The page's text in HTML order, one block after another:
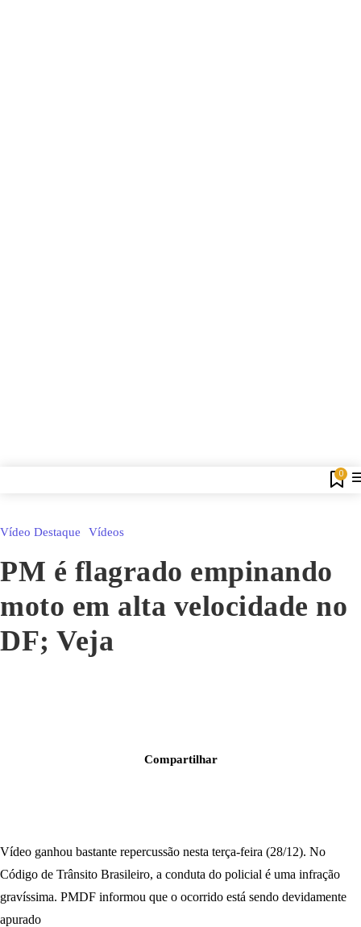
0
Vídeo Destaque Vídeos
PM é flagrado empinando
moto em alta velocidade no
DF; Veja
Compartilhar
Vídeo ganhou bastante repercussão nesta terça-feira (28/12). No
Código de Trânsito Brasileiro, a conduta do policial é uma infração
gravíssima. PMDF informou que o ocorrido está sendo devidamente
apurado